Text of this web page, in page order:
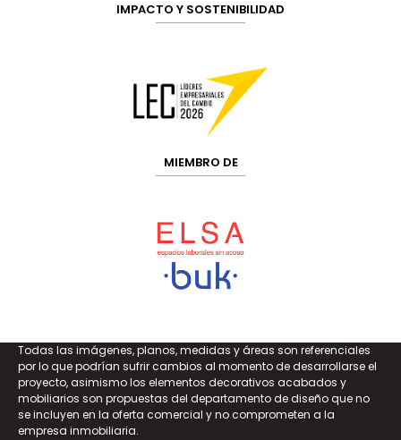
IMPACTO Y SOSTENIBILIDAD
MIEMBRO DE
Todas las imágenes, planos, medidas y áreas son referenciales
por lo que podrían sufrir cambios al momento de desarrollarse el
proyecto, asimismo los elementos decorativos acabados y
mobiliarios son propuestas del departamento de diseño que no
se incluyen en la oferta comercial y no comprometen a la
empresa inmobiliaria.